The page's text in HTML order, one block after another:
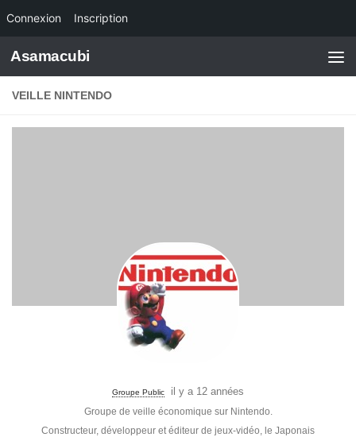
Connexion Inscription
Skip to content
Asamacubi
VEILLE NINTENDO
Groupe Public il y a 12 années
Groupe de veille économique sur Nintendo.
Constructeur, développeur et éditeur de jeux-vidéo, le Japonais